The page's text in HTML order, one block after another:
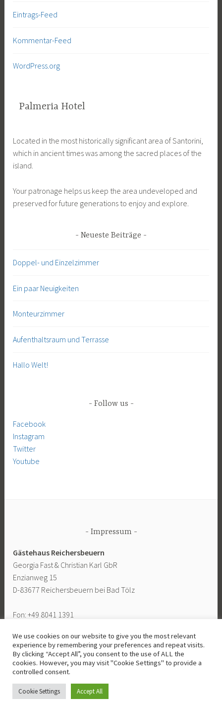
Eintrags-Feed
Kommentar-Feed
WordPress.org
Palmeria Hotel
Located in the most historically significant area of Santorini,
which in ancient times was among the sacred places of the
island.
Your patronage helps us keep the area undeveloped and
preserved for future generations to enjoy and explore.
Neueste Beiträge
Doppel- und Einzelzimmer
Ein paar Neuigkeiten
Monteurzimmer
Aufenthaltsraum und Terrasse
Hallo Welt!
Follow us
Facebook
Instagram
Twitter
Youtube
Impressum
Gästehaus Reichersbeuern
Georgia Fast & Christian Karl GbR
Enzianweg 15
D-83677 Reichersbeuern bei Bad Tölz
Fon: +49 8041 1391
Mobil +49 160 6850586
E-Mail: mail@gaestehaus-reichersbeuern.de
We use cookies on our website to give you the most relevant
experience by remembering your preferences and repeat visits.
By clicking “Accept All”, you consent to the use of ALL the
cookies. However, you may visit "Cookie Settings" to provide a
controlled consent.
Cookie Settings Accept All